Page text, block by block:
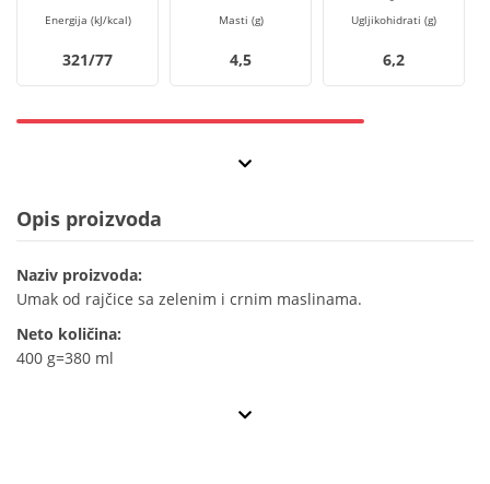
Energija (kJ/kcal)
321/77
Masti (g)
4,5
Ugljikohidrati (g)
6,2
Opis proizvoda
Naziv proizvoda:
Umak od rajčice sa zelenim i crnim maslinama.
Neto količina:
400 g=380 ml